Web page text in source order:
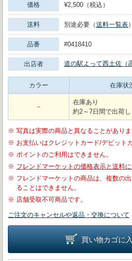
価格 ¥2,500（税込）
送料 別途必要（送料一覧表）
品番 #0418410
出店者 道の駅よって西土佐（
カラー 在庫状
－
在庫あり
約2～7日間で出荷し
※ 写真は実際の商品と異なることがありま
※ お支払いはクレジットカード/デビット
※ ポイントのご利用はできません。
※ フレンドマーケットの価格表示と送料
※ フレンドマーケットの商品は、複数の
ることはできません。
※ 店舗受取不可商品です。
ご注文のキャンセルや返品・交換について
買い物カゴに